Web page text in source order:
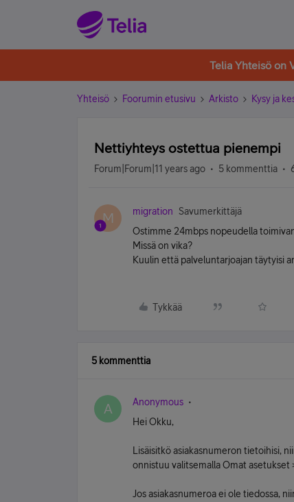
Telia Yhteisö on
Yhteisö Foorumin etusivu Arkisto Kysy ja
Nettiyhteys ostettua pienempi
Forum|Forum|11 years ago 5 kommenttia
M migration
Savumerkittäjä
Ostimme 24mbps nopeudella
Missä on vika?
Kuulin että palveluntarjoajan täytyisi
Tykkää
5 kommenttia
A Anonymous
Hei Okku,
Lisäisitkö asiakasnumeron tietoihisi,
onnistuu valitsemalla Omat asetukset
Jos asiakasnumeroa ei ole tiedossa,